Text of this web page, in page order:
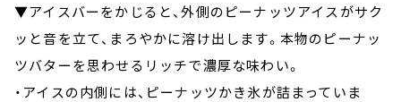
▼アイスバーをかじると、外側のピーナッツアイスがサク
ッと音を立て、まろやかに溶け出します。本物のピーナッ
ツバターを思わせるリッチで濃厚な味わい。
・アイスの内側には、ピーナッツかき氷が詰まっていま